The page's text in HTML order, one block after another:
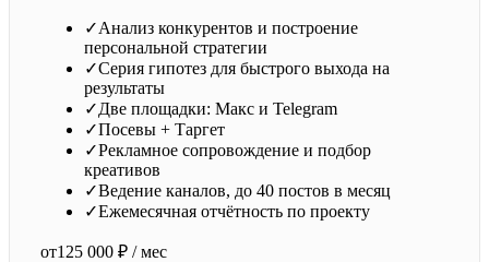
✓Анализ конкурентов и построение
персональной стратегии
✓Серия гипотез для быстрого выхода на
результаты
✓Две площадки: Макс и Telegram
✓Посевы + Таргет
✓Рекламное сопровождение и подбор
креативов
✓Ведение каналов, до 40 постов в месяц
✓Ежемесячная отчётность по проекту
от125 000 ₽ / мес